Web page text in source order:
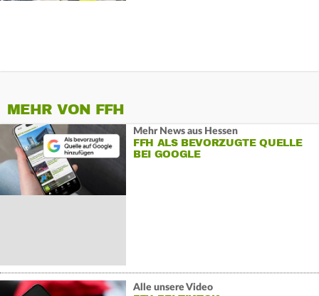
MEHR VON FFH
Mehr News aus Hessen
FFH ALS BEVORZUGTE QUELLE
BEI GOOGLE
Alle unsere Video